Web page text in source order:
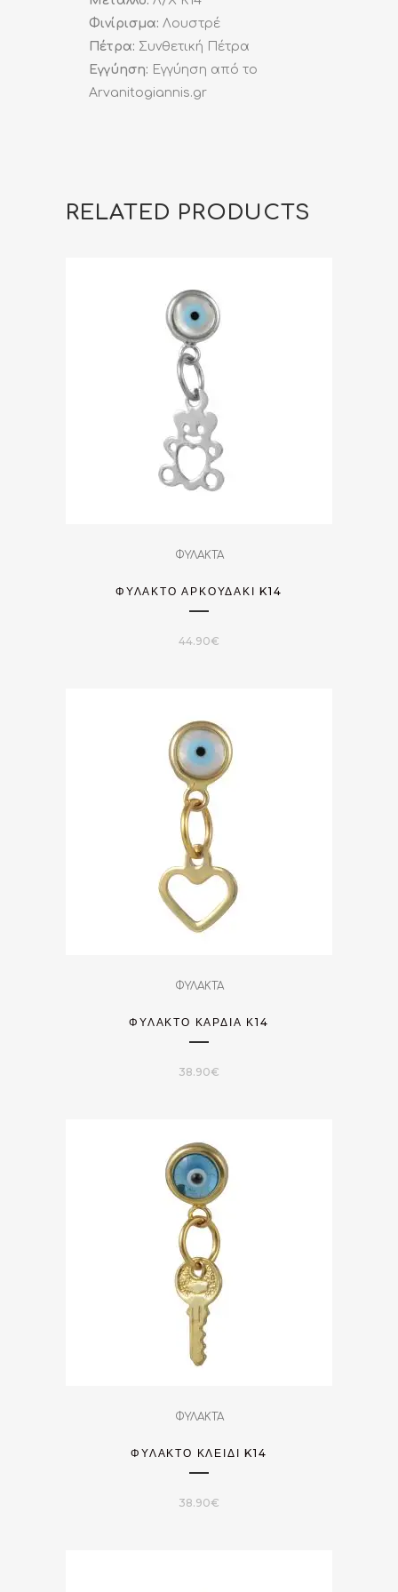
Φινίρισμα: Λουστρέ
Πέτρα: Συνθετική Πέτρα
Εγγύηση: Εγγύηση από το
Arvanitogiannis.gr
RELATED PRODUCTS
ΦΥΛΑΚΤΑ
ΦΥΛΑΚΤΌ ΑΡΚΟΥΔΆΚΙ K14
44.90€
ΦΥΛΑΚΤΑ
ΦΥΛΑΚΤΌ ΚΑΡΔΙΆ Κ14
38.90€
ΦΥΛΑΚΤΑ
ΦΥΛΑΚΤΌ ΚΛΕΙΔΊ K14
38.90€